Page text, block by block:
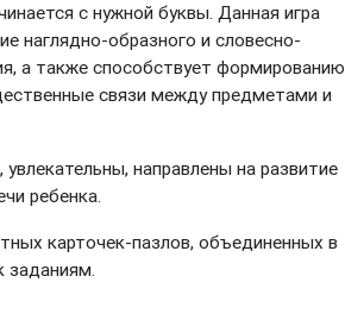
с нужной буквы. Данная игра
наглядно-образного и словесно-
а также способствует формированию
связи между предметами и
направлены на развитие
ребенка.
карточек-пазлов, объединенных в
заданиям.